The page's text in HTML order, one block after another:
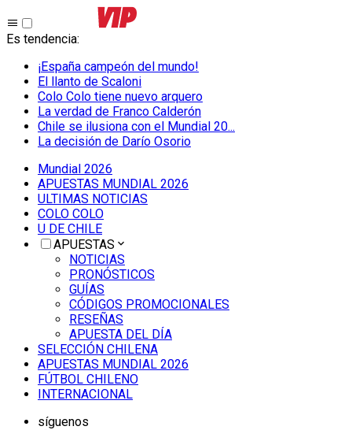
Es tendencia:
¡España campeón del mundo!
El llanto de Scaloni
Colo Colo tiene nuevo arquero
La verdad de Franco Calderón
Chile se ilusiona con el Mundial 20...
La decisión de Darío Osorio
Mundial 2026
APUESTAS MUNDIAL 2026
ULTIMAS NOTICIAS
COLO COLO
U DE CHILE
APUESTAS
NOTICIAS
PRONÓSTICOS
GUÍAS
CÓDIGOS PROMOCIONALES
RESEÑAS
APUESTA DEL DÍA
SELECCIÓN CHILENA
APUESTAS MUNDIAL 2026
FÚTBOL CHILENO
INTERNACIONAL
síguenos